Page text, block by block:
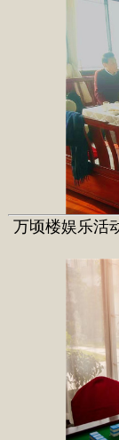
万顷楼娱乐活